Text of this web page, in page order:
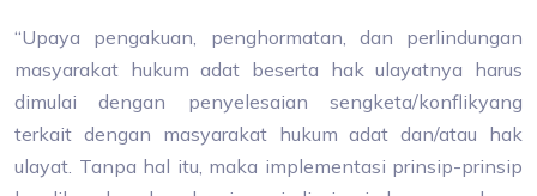
“Upaya pengakuan, penghormatan, dan perlindungan
masyarakat hukum adat beserta hak ulayatnya harus
dimulai dengan penyelesaian sengketa/konflikyang
terkait dengan masyarakat hukum adat dan/atau hak
ulayat. Tanpa hal itu, maka implementasi prinsip-prinsip